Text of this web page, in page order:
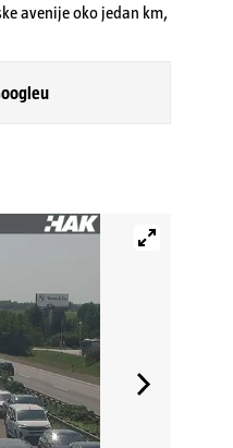
avenije oko jedan km,